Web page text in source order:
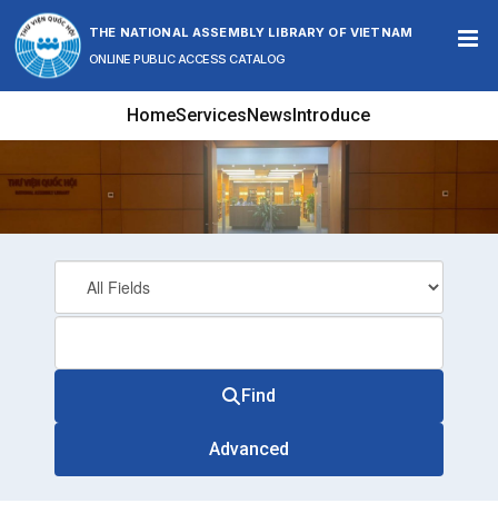
Skip to content
THE NATIONAL ASSEMBLY LIBRARY OF VIETNAM
ONLINE PUBLIC ACCESS CATALOG
HomeServicesNewsIntroduce
Find
Advanced